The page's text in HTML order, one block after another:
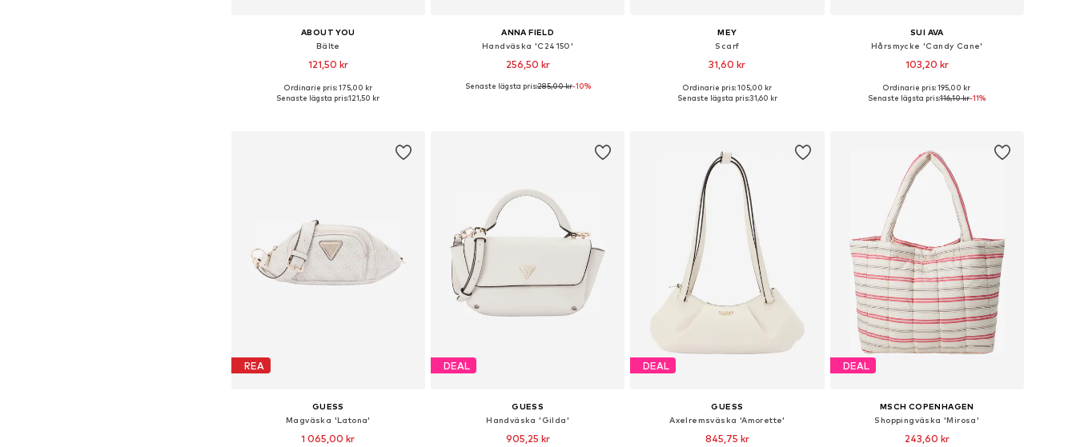
ABOUT YOU
Bälte
121,50 kr
Tillgängliga storlekar: 80, 85, 90, 95
Ordinarie pris: 175,00 kr
Senaste lägsta pris:121,50 kr
ANNA FIELD
Handväska 'C24150'
256,50 kr
Tillgängliga storlekar: One Size
Senaste lägsta pris:285,00 kr-10%
MEY
Scarf
31,60 kr
Tillgängliga storlekar: One Size
Ordinarie pris: 105,00 kr
Senaste lägsta pris:31,60 kr
SUI AVA
Hårsmycke 'Candy Cane'
103,20 kr
Tillgängliga storlekar: One Size
Ordinarie pris: 195,00 kr
Senaste lägsta pris:116,10 kr-11%
REA
GUESS
Magväska 'Latona'
1 065,00 kr
DEAL
GUESS
Handväska 'Gilda'
905,25 kr
DEAL
GUESS
Axelremsväska 'Amorette'
845,75 kr
DEAL
MSCH COPENHAGEN
Shoppingväska 'Mirosa'
243,60 kr